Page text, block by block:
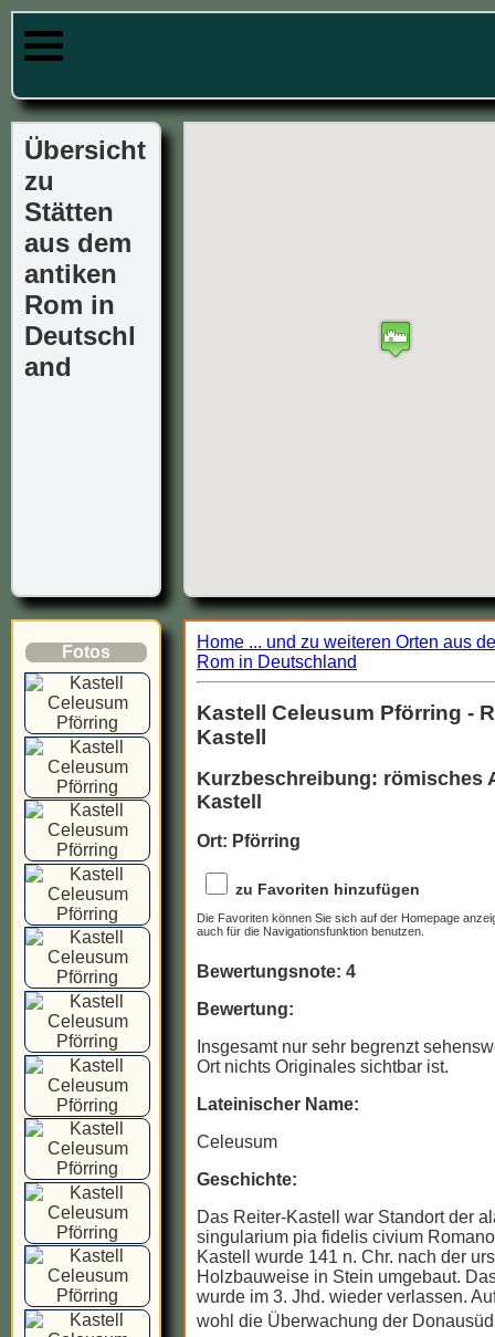
Übersicht
zu
Stätten
aus dem
antiken
Rom in
Deutschl
and
Fotos
Home ... und zu weiteren Orten aus
Rom in Deutschland
Kastell Celeusum Pförring -
Kastell
Kurzbeschreibung: römisches
Kastell
Ort: Pförring
zu Favoriten hinzufügen
Die Favoriten können Sie sich auf der Homepage
auch für die Navigationsfunktion benutzen.
Bewertungsnote: 4
Bewertung:
Insgesamt nur sehr begrenzt
Ort nichts Originales sichtbar ist.
Lateinischer Name:
Celeusum
Geschichte:
Das Reiter-Kastell war Standort der
singularium pia fidelis civium
Kastell wurde 141 n. Chr. nach der
Holzbauweise in Stein umgebaut.
wurde im 3. Jhd. wieder verlassen.
wohl die Überwachung der